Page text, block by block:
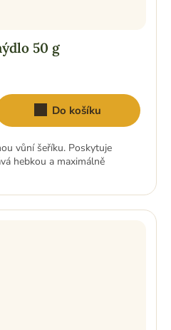
50 g
Do košíku
vůní šeříku. Poskytuje
hebkou a maximálně